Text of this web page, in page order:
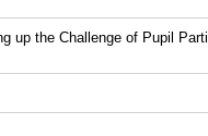
up the Challenge of Pupil